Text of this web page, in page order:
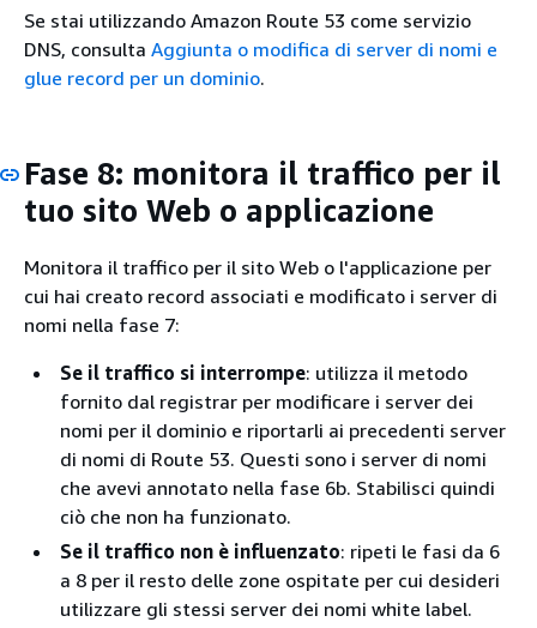
Se stai utilizzando Amazon Route 53 come servizio
DNS, consulta Aggiunta o modifica di server di nomi e
glue record per un dominio.
Fase 8: monitora il traffico per il
tuo sito Web o applicazione
Monitora il traffico per il sito Web o l'applicazione per
cui hai creato record associati e modificato i server di
nomi nella fase 7:
Se il traffico si interrompe: utilizza il metodo
fornito dal registrar per modificare i server dei
nomi per il dominio e riportarli ai precedenti server
di nomi di Route 53. Questi sono i server di nomi
che avevi annotato nella fase 6b. Stabilisci quindi
ciò che non ha funzionato.
Se il traffico non è influenzato: ripeti le fasi da 6
a 8 per il resto delle zone ospitate per cui desideri
utilizzare gli stessi server dei nomi white label.